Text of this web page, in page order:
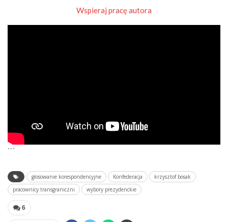
Wspieraj pracę autora
```
głosowanie korespondencyjne Konfederacja
krzysztof bosak
pracownicy transgraniczni
wybory prezydenckie
6